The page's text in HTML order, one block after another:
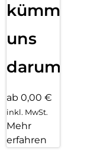
kümmern
uns
darum!
ab 0,00 €
inkl. MwSt.
Mehr
erfahren